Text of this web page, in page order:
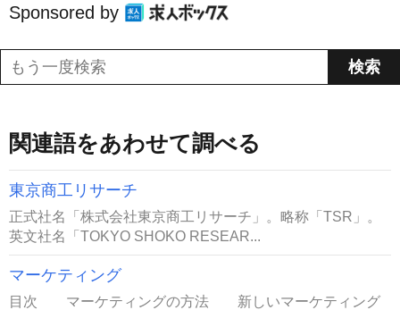
Sponsored by
関連語をあわせて調べる
東京商工リサーチ
正式社名「株式会社東京商工リサーチ」。略称「TSR」。
英文社名「TOKYO SHOKO RESEAR...
マーケティング
目次 マーケティングの方法 新しいマーケティング